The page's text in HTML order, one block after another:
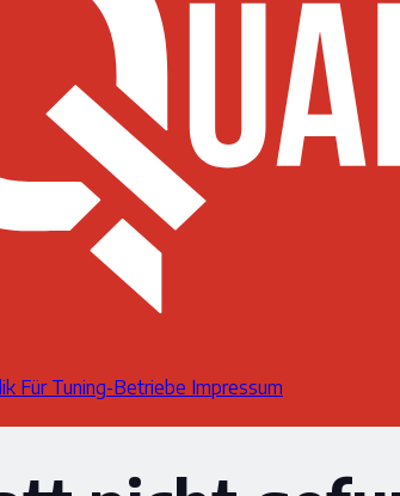
Für Tuning-Betriebe Impressum